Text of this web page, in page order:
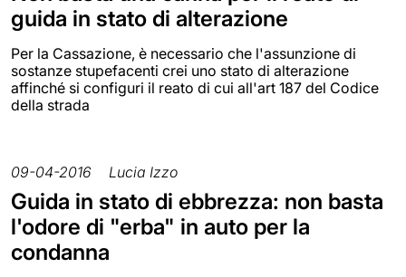
guida in stato di alterazione
Per la Cassazione, è necessario che l'assunzione di
sostanze stupefacenti crei uno stato di alterazione
affinché si configuri il reato di cui all'art 187 del Codice
della strada
09-04-2016 Lucia Izzo
Guida in stato di ebbrezza: non basta
l'odore di "erba" in auto per la
condanna